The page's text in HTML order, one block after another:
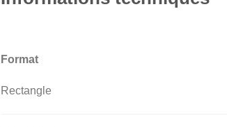
Format
Rectangle